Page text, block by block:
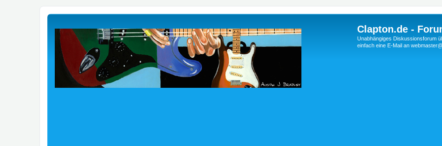
Clapton.de -
Unabhängiges Diskussionsforum
einfach eine E-Mail an